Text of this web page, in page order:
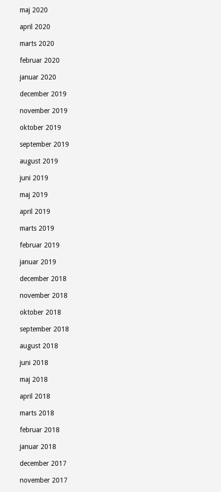
maj 2020
april 2020
marts 2020
februar 2020
januar 2020
december 2019
november 2019
oktober 2019
september 2019
august 2019
juni 2019
maj 2019
april 2019
marts 2019
februar 2019
januar 2019
december 2018
november 2018
oktober 2018
september 2018
august 2018
juni 2018
maj 2018
april 2018
marts 2018
februar 2018
januar 2018
december 2017
november 2017